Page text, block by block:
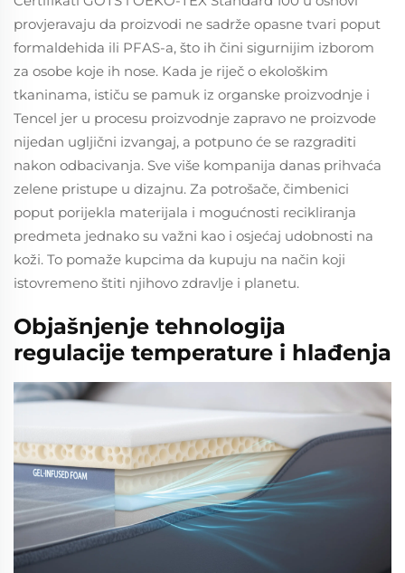
provjeravaju da proizvodi ne sadrže opasne tvari poput
formaldehida ili PFAS-a, što ih čini sigurnijim izborom
za osobe koje ih nose. Kada je riječ o ekološkim
tkaninama, ističu se pamuk iz organske proizvodnje i
Tencel jer u procesu proizvodnje zapravo ne proizvode
nijedan ugljični izvangaj, a potpuno će se razgraditi
nakon odbacivanja. Sve više kompanija danas prihvaća
zelene pristupe u dizajnu. Za potrošače, čimbenici
poput porijekla materijala i mogućnosti recikliranja
predmeta jednako su važni kao i osjećaj udobnosti na
koži. To pomaže kupcima da kupuju na način koji
istovremeno štiti njihovo zdravlje i planetu.
Objašnjenje tehnologija
regulacije temperature i hlađenja